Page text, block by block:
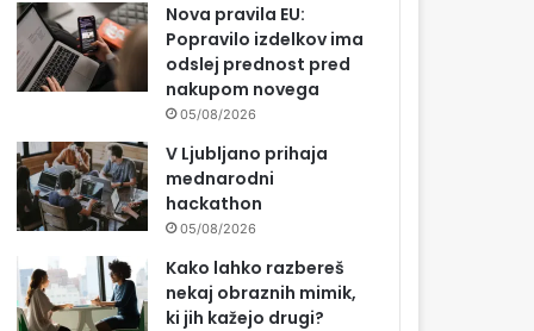
Nova pravila EU:
Popravilo izdelkov ima
odslej prednost pred
nakupom novega
05/08/2026
V Ljubljano prihaja
mednarodni
hackathon
05/08/2026
Kako lahko razbereš
nekaj obraznih mimik,
ki jih kažejo drugi?